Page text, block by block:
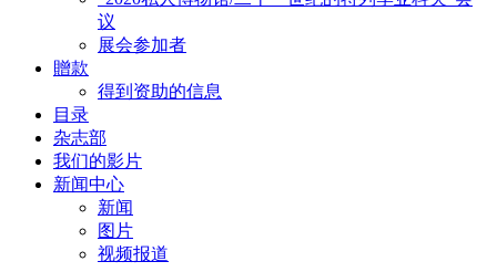
议
展会参加者
贈款
得到资助的信息
目录
杂志部
我们的影片
新闻中心
新闻
图片
视频报道